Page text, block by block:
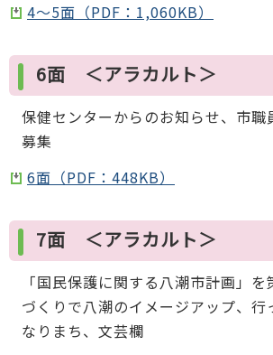
4～5面（PDF：1,060KB）
6面 ＜アラカルト＞
保健センターからのお知らせ、市職
募集
6面（PDF：448KB）
7面 ＜アラカルト＞
「国民保護に関する八潮市計画」
づくりで八潮のイメージアップ、行
なりまち、文芸欄